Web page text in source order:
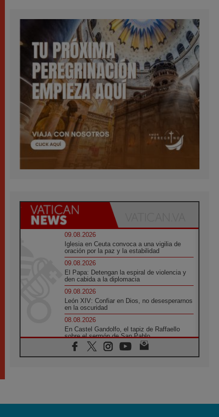
09.08.2026
Iglesia en Ceuta convoca a una vigilia de
oración por la paz y la estabilidad
09.08.2026
El Papa: Detengan la espiral de violencia y
den cabida a la diplomacia
09.08.2026
León XIV: Confiar en Dios, no desesperarnos
en la oscuridad
08.08.2026
En Castel Gandolfo, el tapiz de Raffaello
sobre el sermón de San Pablo
08.08.2026
En Colombia, «la paz no se compra con una
08.08.2026